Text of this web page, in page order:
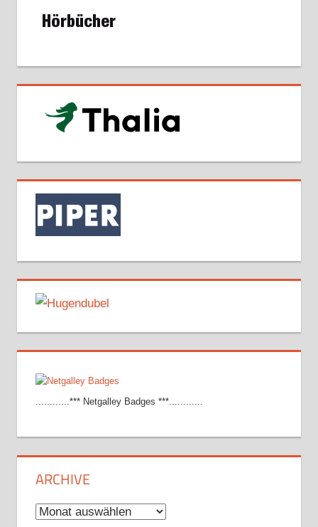
............*** Netgalley Badges ***............
ARCHIVE
Archive